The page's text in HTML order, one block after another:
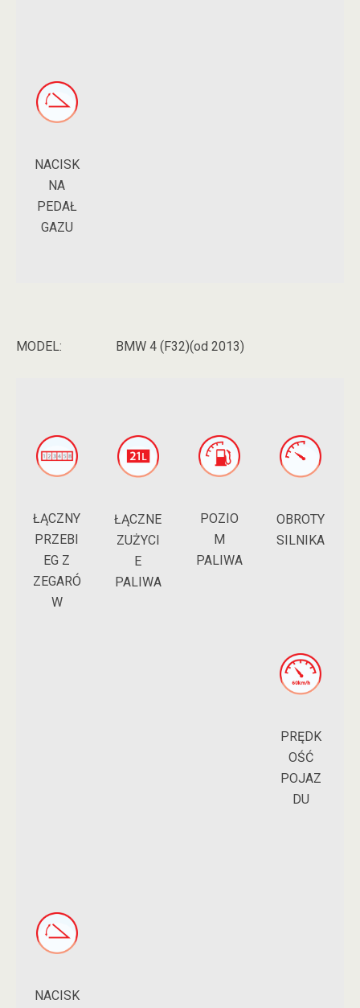
NACISK
NA
PEDAŁ
GAZU
MODEL: BMW 4 (F32)(od 2013)
ŁĄCZNY
PRZEBI
EG Z
ZEGARÓ
W
ŁĄCZNE
ZUŻYCI
E
PALIWA
POZIO
M
PALIWA
OBROTY
SILNIKA
PRĘDK
OŚĆ
POJAZ
DU
NACISK